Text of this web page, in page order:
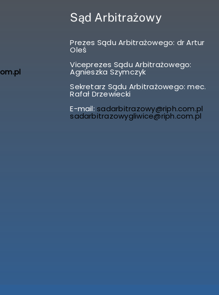
Sąd Arbitrażowy
Prezes Sądu Arbitrażowego: dr Artur
Oleś
Viceprezes Sądu Arbitrażowego:
Agnieszka Szymczyk
Sekretarz Sądu Arbitrażowego: mec.
Rafał Drzewiecki
E-mail:sadarbitrazowy@riph.com.pl
sadarbitrazowygliwice@riph.com.pl